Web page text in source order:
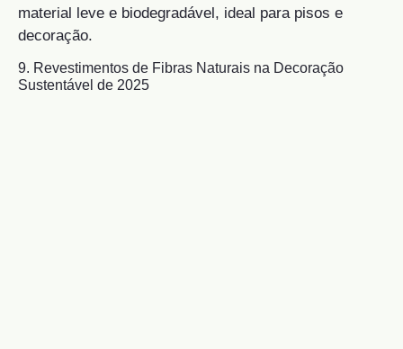
material leve e biodegradável, ideal para pisos e
decoração.
9. Revestimentos de Fibras Naturais na Decoração
Sustentável de 2025